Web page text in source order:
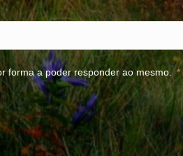
forma a poder responder ao mesmo.